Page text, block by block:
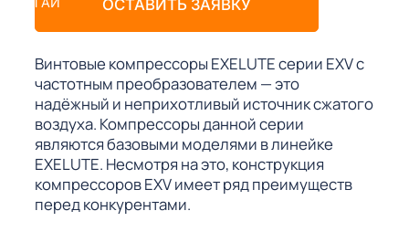
ОСТАВИТЬ ЗАЯВКУ
Винтовые компрессоры EXELUTE серии EXV с
частотным преобразователем — это
надёжный и неприхотливый источник сжатого
воздуха. Компрессоры данной серии
являются базовыми моделями в линейке
EXELUTE. Несмотря на это, конструкция
компрессоров EXV имеет ряд преимуществ
перед конкурентами.